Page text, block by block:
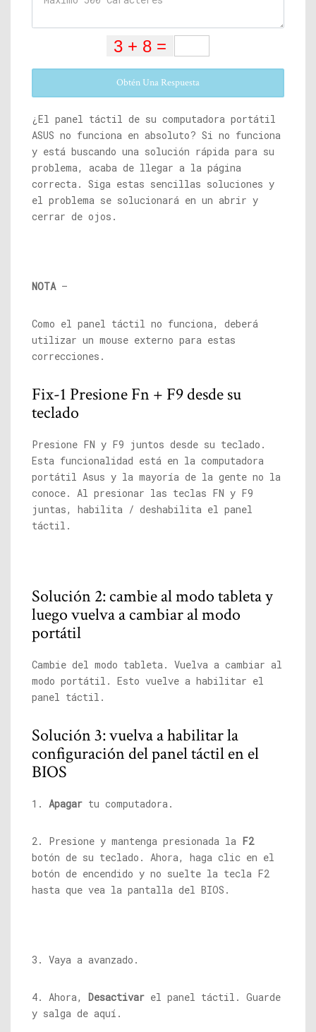
Obtén Una Respuesta
¿El panel táctil de su computadora portátil
ASUS no funciona en absoluto? Si no funciona
y está buscando una solución rápida para su
problema, acaba de llegar a la página
correcta. Siga estas sencillas soluciones y
el problema se solucionará en un abrir y
cerrar de ojos.
NOTA–
Como el panel táctil no funciona, deberá
utilizar un mouse externo para estas
correcciones.
Fix-1 Presione Fn + F9 desde su
teclado
Presione FN y F9 juntos desde su teclado.
Esta funcionalidad está en la computadora
portátil Asus y la mayoría de la gente no la
conoce. Al presionar las teclas FN y F9
juntas, habilita / deshabilita el panel
táctil.
Solución 2: cambie al modo tableta y
luego vuelva a cambiar al modo
portátil
Cambie del modo tableta. Vuelva a cambiar al
modo portátil. Esto vuelve a habilitar el
panel táctil.
Solución 3: vuelva a habilitar la
configuración del panel táctil en el
BIOS
1. Apagar tu computadora.
2. Presione y mantenga presionada la F2
botón de su teclado. Ahora, haga clic en el
botón de encendido y no suelte la tecla F2
hasta que vea la pantalla del BIOS.
3. Vaya a avanzado.
4. Ahora, Desactivar el panel táctil. Guarde
y salga de aquí.